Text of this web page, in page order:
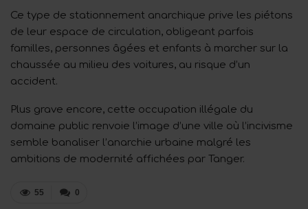
Ce type de stationnement anarchique prive les piétons
de leur espace de circulation, obligeant parfois
familles, personnes âgées et enfants à marcher sur la
chaussée au milieu des voitures, au risque d’un
accident.
Plus grave encore, cette occupation illégale du
domaine public renvoie l’image d’une ville où l’incivisme
semble banaliser l’anarchie urbaine malgré les
ambitions de modernité affichées par Tanger.
0
55